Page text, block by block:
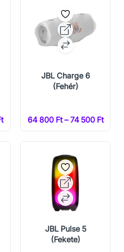
JBL Charge 6
(Fehér)
64 800 Ft – 74 500 Ft
JBL Pulse 5
(Fekete)